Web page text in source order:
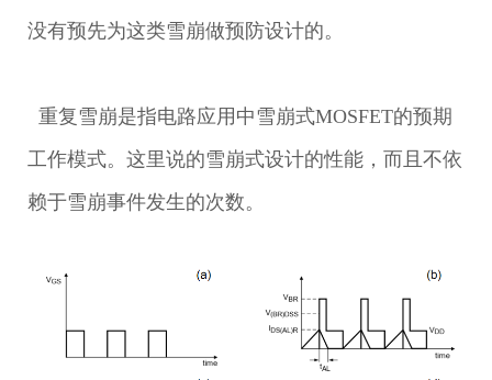
没有预先为这类雪崩做预防设计的。
重复雪崩是指电路应用中雪崩式MOSFET的预期
工作模式。这里说的雪崩式设计的性能，而且不依
赖于雪崩事件发生的次数。